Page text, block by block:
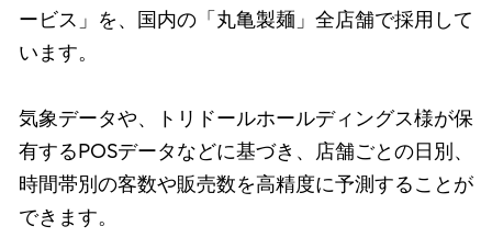
ービス」を、国内の「丸亀製麺」全店舗で採用して
います。
気象データや、トリドールホールディングス様が保
有するPOSデータなどに基づき、店舗ごとの日別、
時間帯別の客数や販売数を高精度に予測することが
できます。